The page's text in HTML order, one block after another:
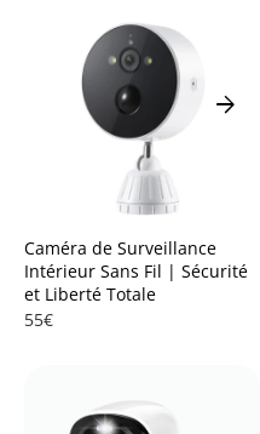
arrow_forward
Caméra de Surveillance
Intérieur Sans Fil | Sécurité
et Liberté Totale
55€